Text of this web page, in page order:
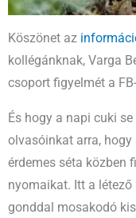
Köszönet az
kollégánknak, Varga
csoport figyelmét a
És hogy a napi cuki
olvasóinkat arra, hogy
érdemes séta közben
nyomaikat. Itt a
gonddal mosakodó